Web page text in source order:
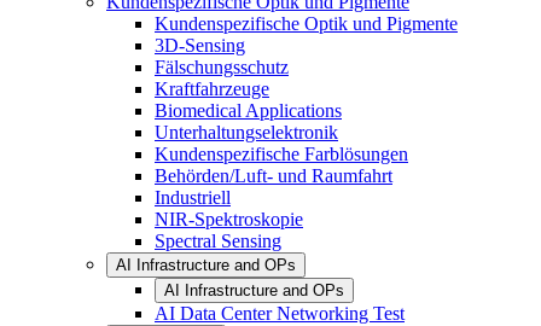
Kundenspezifische Optik und Pigmente
3D-Sensing
Fälschungsschutz
Kraftfahrzeuge
Biomedical Applications
Unterhaltungselektronik
Kundenspezifische Farblösungen
Behörden/Luft- und Raumfahrt
Industriell
NIR-Spektroskopie
Spectral Sensing
AI Infrastructure and OPs
AI Infrastructure and OPs
AI Data Center Networking Test